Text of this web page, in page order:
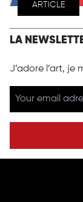
ARTICLE
LA
J’adore l’art, je